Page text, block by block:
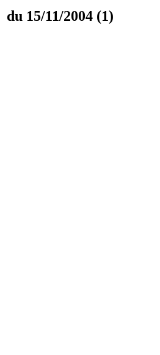
du 15/11/2004 (1)